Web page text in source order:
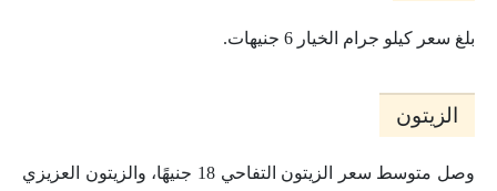
بلغ سعر كيلو جرام الخيار 6 جنيهات.
الزيتون
وصل متوسط سعر الزيتون التفاحي 18 جنيهًا، والزيتون العزيزي